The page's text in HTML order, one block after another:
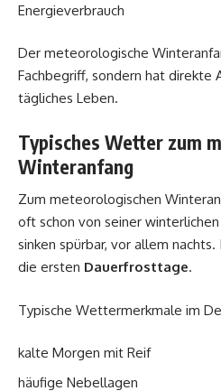
Energieverbrauch
Der meteorologische
Fachbegriff, sondern hat direkte
tägliches Leben.
Typisches Wetter zum
Winteranfang
Zum meteorologischen
oft schon von seiner
sinken spürbar, vor allem
die ersten Dauerfrosttage.
Typische Wettermerkmale im
kalte Morgen mit Reif
häufige Nebellagen